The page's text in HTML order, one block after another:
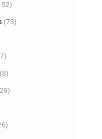
(73)
(8)